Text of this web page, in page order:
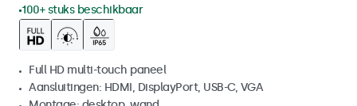
100+ stuks beschikbaar
Full HD multi-touch paneel
Aansluitingen: HDMI, DisplayPort, USB-C, VGA